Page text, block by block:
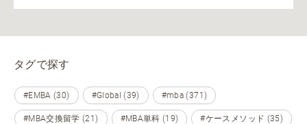
タグで探す
#EMBA (30) #Global (39) #mba (371)
#MBA交換留学 (21) #MBA単科 (19) #ケースメソッド (35)